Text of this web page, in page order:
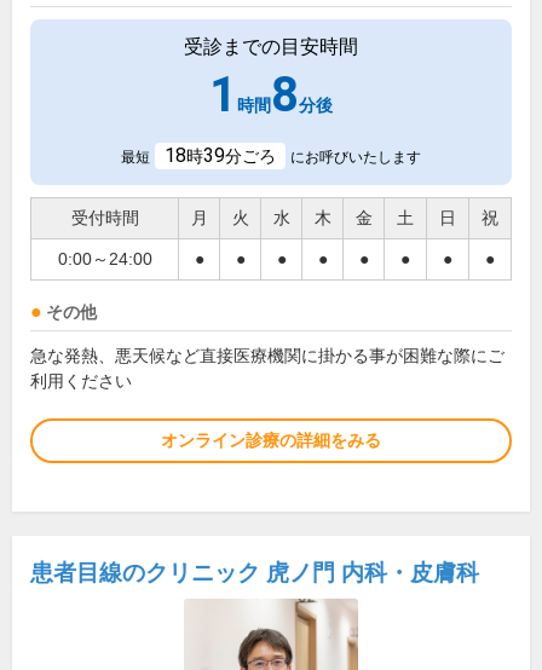
受診までの目安時間
1 時間 8分後
最短 18時39分ごろ にお呼びいたします
受付時間 月 火 水 木 金 土 日 祝
0:00～24:00 ● ● ● ● ● ● ● ●
その他
急な発熱、悪天候など直接医療機関に掛かる事が困難な際にご
利用ください
オンライン診療の詳細をみる
患者目線のクリニック 虎ノ門 内科・皮膚科